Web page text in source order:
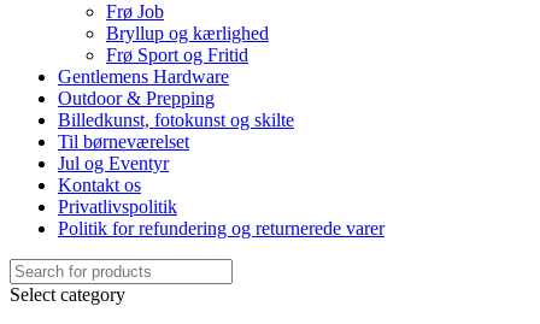
Frø Job
Bryllup og kærlighed
Frø Sport og Fritid
Gentlemens Hardware
Outdoor & Prepping
Billedkunst, fotokunst og skilte
Til børneværelset
Jul og Eventyr
Kontakt os
Privatlivspolitik
Politik for refundering og returnerede varer
Select category